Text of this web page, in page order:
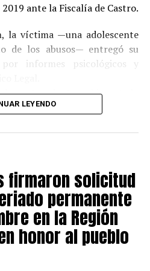
ante la Fiscalía de Castro.
la víctima —una adolescente
de los abusos— entregó su
informes psicológicos y
antecedentes, el imputado
procedimiento abreviado,
en libertad
de Castrodictó sentencia en
a Pedro Montecinos a
menor en su grado
legales de inhabilitación
de acercarse a la
LEYENDO
firmaron solicitud
permanente
en la Región
honor al pueblo